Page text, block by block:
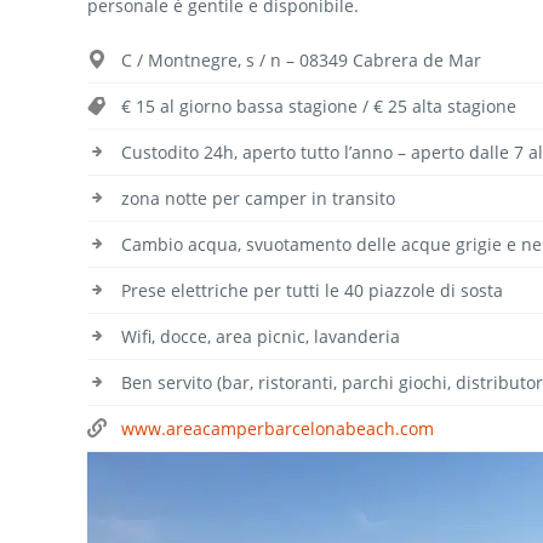
personale è gentile e disponibile.
C / Montnegre, s / n – 08349 Cabrera de Mar
€ 15 al giorno bassa stagione / € 25 alta stagione
Custodito 24h, aperto tutto l’anno – aperto dalle 7
zona notte per camper in transito
Cambio acqua, svuotamento delle acque grigie e
Prese elettriche per tutti le 40 piazzole di sosta
Wifi, docce, area picnic, lavanderia
Ben servito (bar, ristoranti, parchi giochi,
www.areacamperbarcelonabeach.com